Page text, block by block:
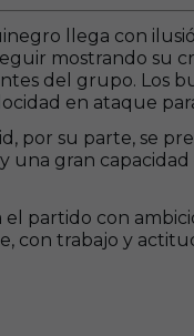
llega con
mostrando su
del grupo. Los
en ataque
por su parte, se
una gran
el partido con
con trabajo y